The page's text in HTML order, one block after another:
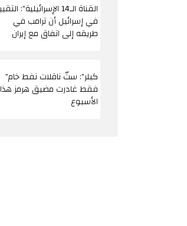
في إسرائيل أن ترامب في
طريقه إلى اتفاق مع إيران
"كبلر": ستّ ناقلات نفط خام
فقط غادرت مضيق هرمز هذا
الأسبوع